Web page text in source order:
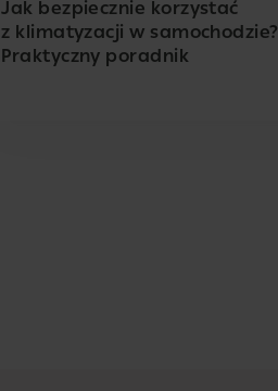
Jak bezpiecznie korzystać
z klimatyzacji w samochodzie?
Praktyczny poradnik